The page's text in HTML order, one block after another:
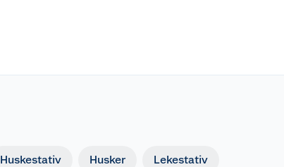
Huskestativ Husker Lekestativ